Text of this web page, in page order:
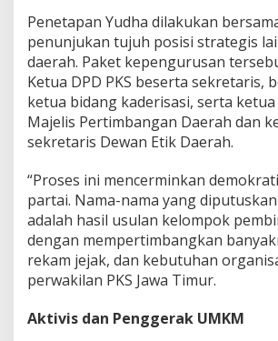
a
J
a
n
j
i
k
a
u
m
a
h
K
o
l
b
Penetapan Yudha dilakukan
penunjukan tujuh posisi strategis
daerah. Paket kepengurusan
Ketua DPD PKS beserta sekretaris,
ketua bidang kaderisasi, serta
Majelis Pertimbangan Daerah dan
sekretaris Dewan Etik Daerah.
“Proses ini mencerminkan
partai. Nama-nama yang
adalah hasil usulan kelompok
dengan mempertimbangkan
rekam jejak, dan kebutuhan
perwakilan PKS Jawa Timur.
Aktivis dan Penggerak UMKM